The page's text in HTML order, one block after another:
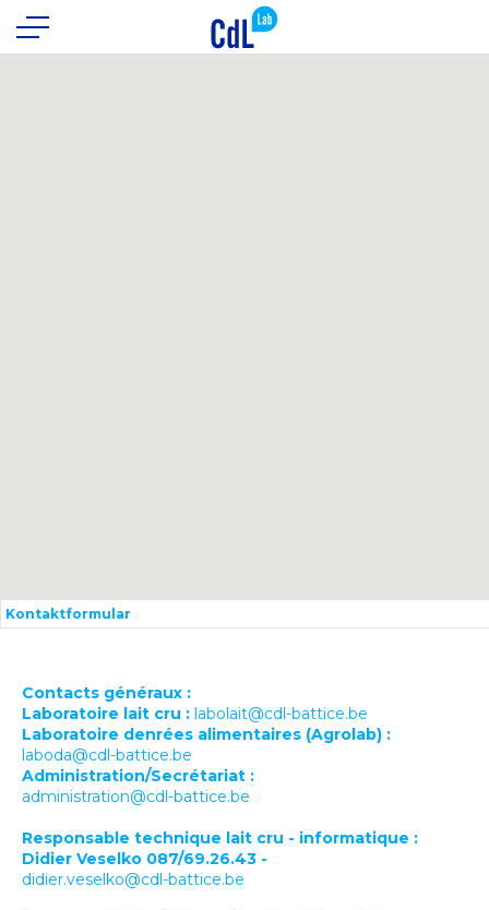
Kontaktformular
Contacts généraux :
Laboratoire lait cru : labolait@cdl-battice.be
Laboratoire denrées alimentaires (Agrolab) :
laboda@cdl-battice.be
Administration/Secrétariat :
administration@cdl-battice.be
Responsable technique lait cru - informatique :
Didier Veselko 087/69.26.43 -
didier.veselko@cdl-battice.be